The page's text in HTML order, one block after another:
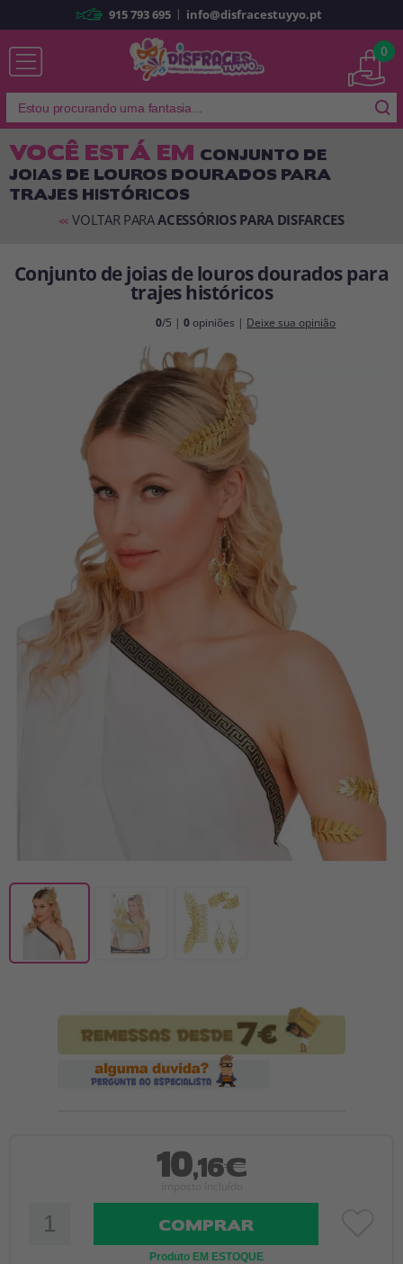
Já sou cliente
Lembrar-me Esqueceu sua senha?
ENTRAR
É a minha primeira vez
Sou novo
Ao criar uma conta emdisfracestuyyo.pt
compras rapidamente em nossa loja virtual, verificar o status de seus
pedidos e consultar suas operações anteriores.
Vá em frente! Estávamos esperando por você.
CRIAR CONTA
915 793 695 | info@disfracestuyyo.pt
0
VOCÊ ESTÁ EM CONJUNTO DE
JOIAS DE LOUROS DOURADOS PARA
TRAJES HISTÓRICOS
<< VOLTAR PARAACESSÓRIOS PARA DISFARCES
Conjunto de joias de louros dourados para
trajes históricos
0/5 |0 opiniões | Deixe sua opinião
10,16€
COMPRAR
Produto EM ESTOQUE